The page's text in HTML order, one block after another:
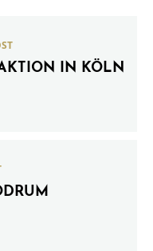
IN KÖLN